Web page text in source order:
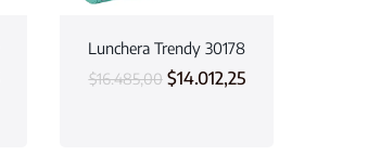
Lunchera Trendy 30178
$16.485,00 $14.012,25